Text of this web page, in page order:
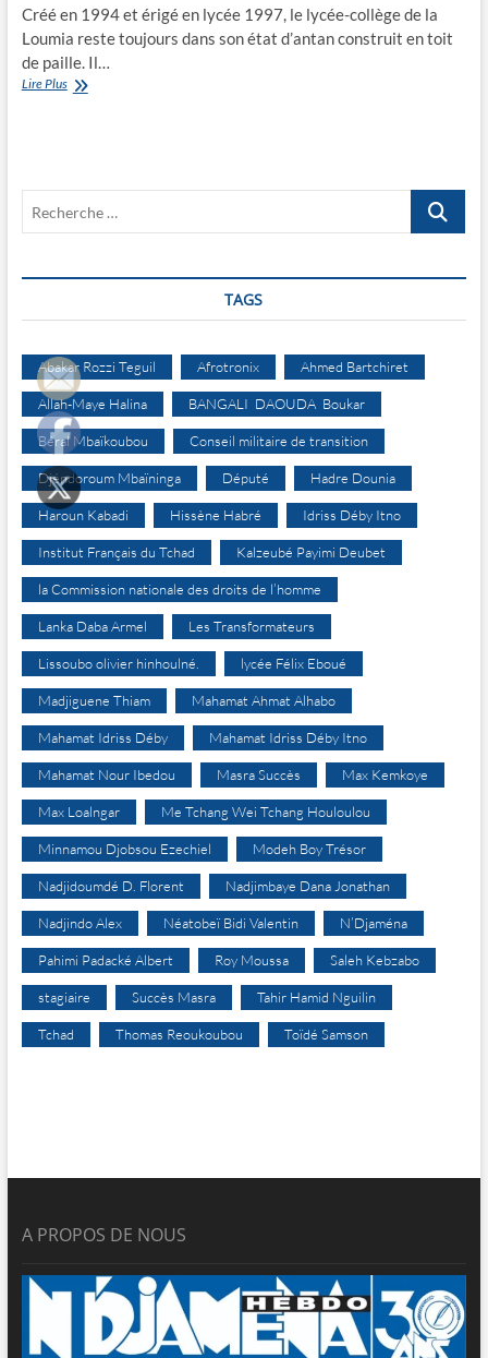
Créé en 1994 et érigé en lycée 1997, le lycée-collège de la
Loumia reste toujours dans son état d’antan construit en toit
de paille. Il…
Lire PlusUn
N’Djaména
Recherche
TAGS
Abakar Rozzi Teguil Afrotronix Ahmed Bartchiret
Allah-Maye Halina BANGALI DAOUDA Boukar
Béral Mbaïkoubou Conseil militaire de transition
Djéndoroum Mbaïninga Député Hadre Dounia
Haroun Kabadi Hissène Habré Idriss Déby Itno
Institut Français du Tchad Kalzeubé Payimi Deubet
la Commission nationale des droits de l’homme
Lanka Daba Armel Les Transformateurs
Lissoubo olivier hinhoulné. lycée Félix Eboué
Madjiguene Thiam Mahamat Ahmat Alhabo
Mahamat Idriss Déby Mahamat Idriss Déby Itno
Mahamat Nour Ibedou Masra Succès Max Kemkoye
Max Loalngar Me Tchang Wei Tchang Houloulou
Minnamou Djobsou Ezechiel Modeh Boy Trésor
Nadjidoumdé D. Florent Nadjimbaye Dana Jonathan
Nadjindo Alex Néatobeï Bidi Valentin N’Djaména
Pahimi Padacké Albert Roy Moussa Saleh Kebzabo
stagiaire Succès Masra Tahir Hamid Nguilin
Tchad Thomas Reoukoubou Toïdé Samson
A PROPOS DE NOUS